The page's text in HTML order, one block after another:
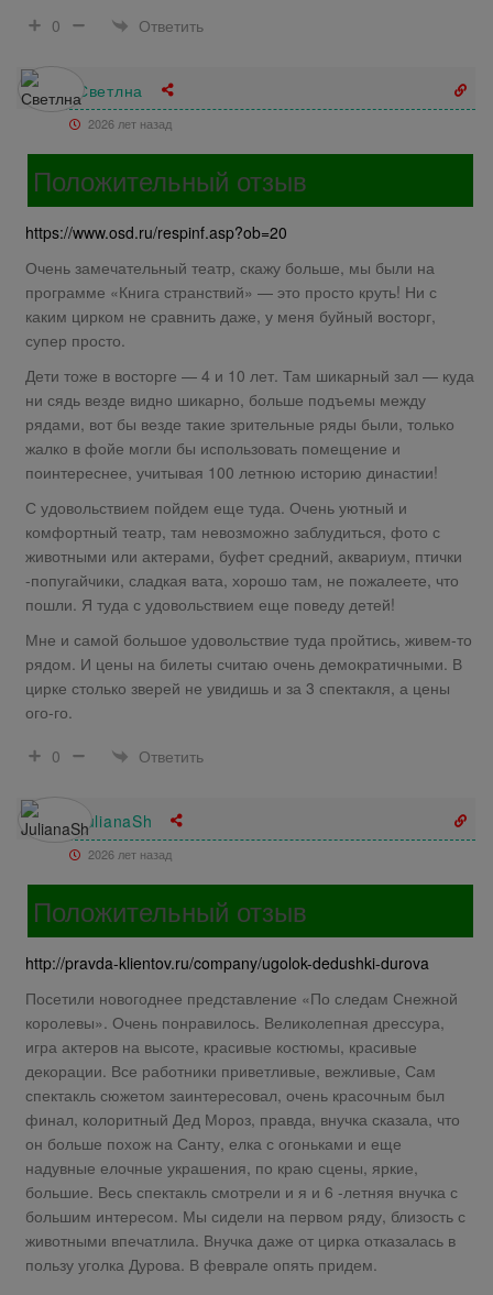
0
Ответить
Светлна
2026 лет назад
Положительный отзыв
https://www.osd.ru/respinf.asp?ob=20
Очень замечательный театр, скажу больше, мы были на
программе «Книга странствий» — это просто круть! Ни с
каким цирком не сравнить даже, у меня буйный восторг,
супер просто.
Дети тоже в восторге — 4 и 10 лет. Там шикарный зал — куда
ни сядь везде видно шикарно, больше подъемы между
рядами, вот бы везде такие зрительные ряды были, только
жалко в фойе могли бы использовать помещение и
поинтереснее, учитывая 100 летнюю историю династии!
С удовольствием пойдем еще туда. Очень уютный и
комфортный театр, там невозможно заблудиться, фото с
животными или актерами, буфет средний, аквариум, птички
-попугайчики, сладкая вата, хорошо там, не пожалеете, что
пошли. Я туда с удовольствием еще поведу детей!
Мне и самой большое удовольствие туда пройтись, живем-то
рядом. И цены на билеты считаю очень демократичными. В
цирке столько зверей не увидишь и за 3 спектакля, а цены
ого-го.
0
Ответить
JulianaSh
2026 лет назад
Положительный отзыв
http://pravda-klientov.ru/company/ugolok-dedushki-durova
Посетили новогоднее представление «По следам Снежной
королевы». Очень понравилось. Великолепная дрессура,
игра актеров на высоте, красивые костюмы, красивые
декорации. Все работники приветливые, вежливые, Сам
спектакль сюжетом заинтересовал, очень красочным был
финал, колоритный Дед Мороз, правда, внучка сказала, что
он больше похож на Санту, елка с огоньками и еще
надувные елочные украшения, по краю сцены, яркие,
большие. Весь спектакль смотрели и я и 6 -летняя внучка с
большим интересом. Мы сидели на первом ряду, близость с
животными впечатлила. Внучка даже от цирка отказалась в
пользу уголка Дурова. В феврале опять придем.